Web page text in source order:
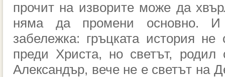
прочит на изворите може да
няма да промени основно. И
забележка: гръцката история
преди Христа, но светът, родил
Александър, вече не е светът на